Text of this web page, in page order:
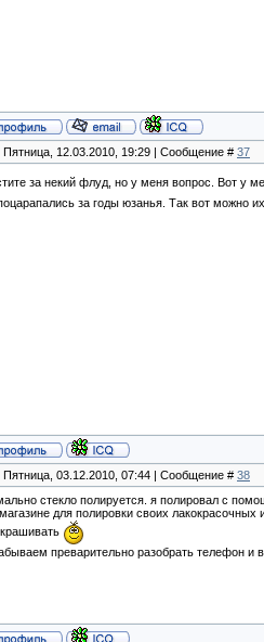
Пятница, 12.03.2010, 19:29 | Сообщение # 37
за некий флуд, но у меня вопрос. Вот у
за годы юзанья. Так вот можно
Пятница, 03.12.2010, 07:44 | Сообщение # 38
стекло полируется. я полировал с
для полировки своих
преварительно разобрать телефон и